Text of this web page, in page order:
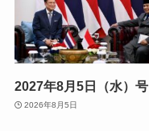
2027年8月5日（水）号
2026年8月5日